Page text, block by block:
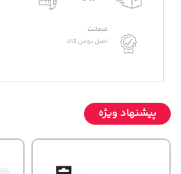
ضمانت
اصل بودن کالا
پیشنهاد ویژه